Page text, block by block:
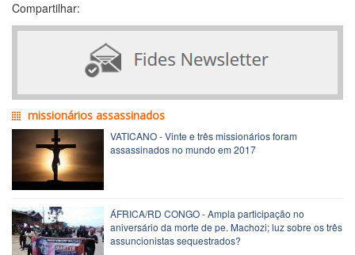
Compartilhar:
missionários assassinados
VATICANO - Vinte e três missionários foram
assassinados no mundo em 2017
ÁFRICA/RD CONGO - Ampla participação no
aniversário da morte de pe. Machozi; luz sobre os três
assuncionistas sequestrados?